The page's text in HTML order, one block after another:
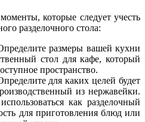
которые следует учесть
разделочного стола:
размеры вашей кухни
стол для кафе, который
пространство.
для каких целей будет
из нержавейки.
как разделочный
для приготовления блюд или